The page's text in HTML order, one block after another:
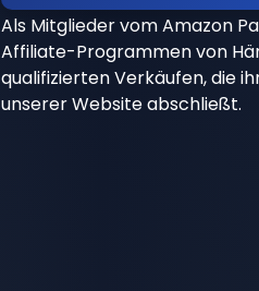
Als Mitglieder vom Amazon
Affiliate-Programmen von
qualifizierten Verkäufen, die
unserer Website abschließt.